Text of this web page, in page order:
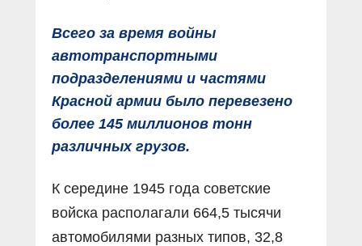
Всего за время войны
автотранспортными
подразделениями и частями
Красной армии было перевезено
более 145 миллионов тонн
различных грузов.
К середине 1945 года советские
войска располагали 664,5 тысячи
автомобилями разных типов, 32,8